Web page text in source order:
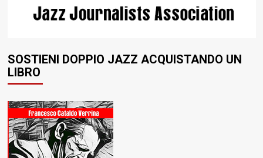
SOSTIENI DOPPIO JAZZ ACQUISTANDO UN
LIBRO